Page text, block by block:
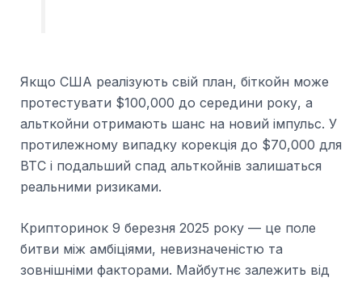
Якщо США реалізують свій план, біткойн може
протестувати $100,000 до середини року, а
альткойни отримають шанс на новий імпульс. У
протилежному випадку корекція до $70,000 для
BTC і подальший спад альткойнів залишаться
реальними ризиками.
Крипторинок 9 березня 2025 року — це поле
битви між амбіціями, невизначеністю та
зовнішніми факторами. Майбутнє залежить від